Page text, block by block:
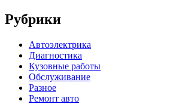
Рубрики
Автоэлектрика
Диагностика
Кузовные работы
Обслуживание
Разное
Ремонт авто